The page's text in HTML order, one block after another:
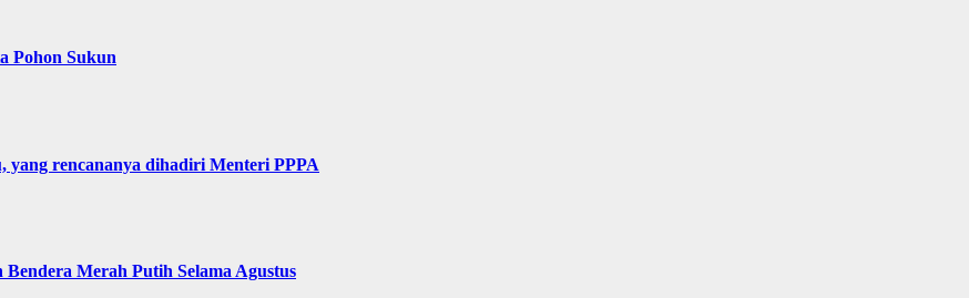
Pohon Sukun
rencananya dihadiri Menteri PPPA
Merah Putih Selama Agustus